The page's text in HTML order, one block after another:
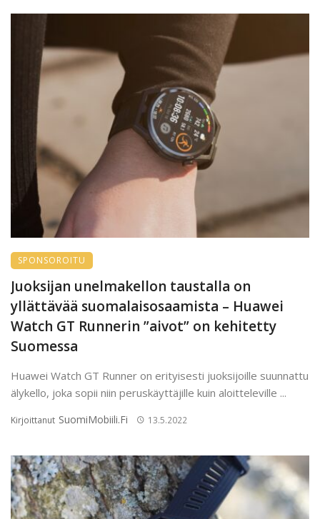
SPONSOROITU
Juoksijan unelmakellon taustalla on
yllättävää suomalaisosaamista – Huawei
Watch GT Runnerin ”aivot” on kehitetty
Suomessa
Huawei Watch GT Runner on erityisesti juoksijoille suunnattu
älykello, joka sopii niin peruskäyttäjille kuin aloitteleville ...
Kirjoittanut SuomiMobiili.fi 13.5.2022